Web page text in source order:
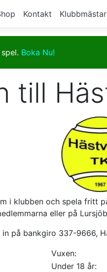
Kontakt
Boka Nu!
till
i klubben och spela fritt
eller på
på bankgiro 337-9666,
Vuxen:
Under 18 år: